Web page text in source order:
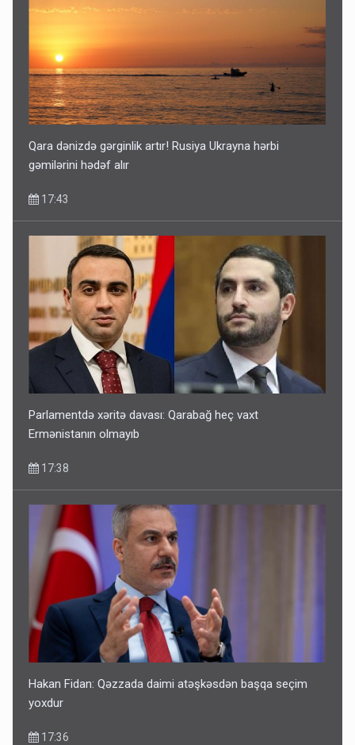
Qara dənizdə gərginlik artır! Rusiya Ukrayna hərbi
gəmilərini hədəf alır
17:43
Parlamentdə xəritə davası: Qarabağ heç vaxt
Ermənistanın olmayıb
17:38
Hakan Fidan: Qəzzada daimi atəşkəsdən başqa seçim
yoxdur
17:36